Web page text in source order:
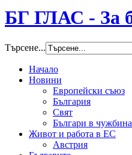
БГ ГЛАС - За
Търсене...
Начало
Новини
Европейски съюз
България
Свят
Българи в чужбина
Живот и работа в ЕС
Австрия